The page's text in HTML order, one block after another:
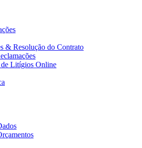
& Resolução do Contrato
de Litígios Online